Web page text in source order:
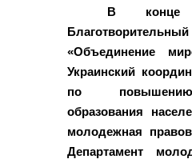
В конце
«Объединение
Украинский
по
образования
молодежная
Департамент